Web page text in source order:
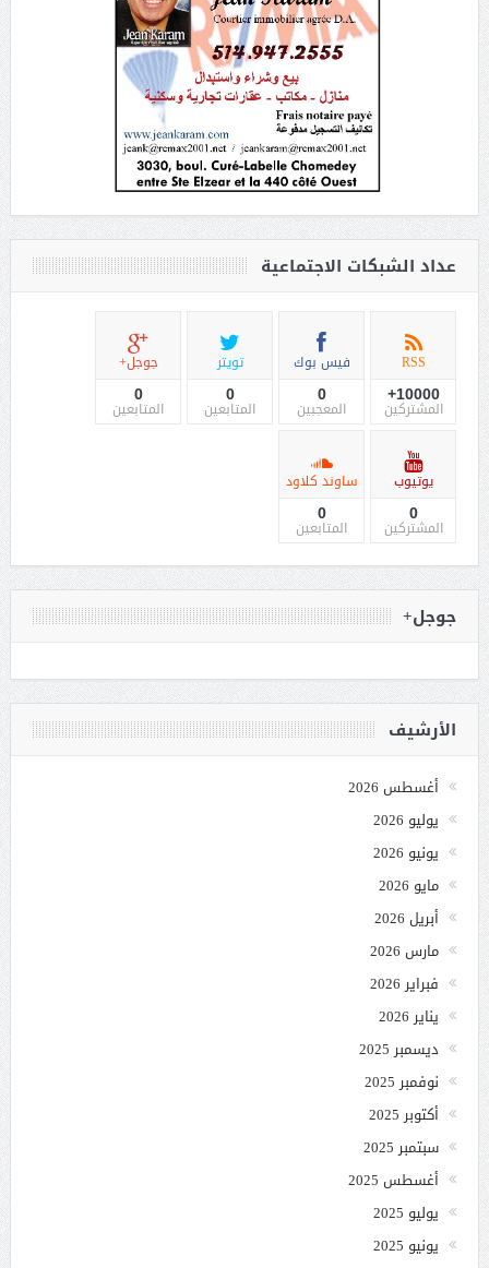
عداد الشبكات الاجتماعية
RSS
10000+
المشتركين
فيس بوك
0
المعجبين
تويتر
0
المتابعين
جوجل+
0
المتابعين
يوتيوب
0
المشتركين
ساوند كلاود
0
المتابعين
جوجل+
الأرشيف
أغسطس 2026
يوليو 2026
يونيو 2026
مايو 2026
أبريل 2026
مارس 2026
فبراير 2026
يناير 2026
ديسمبر 2025
نوفمبر 2025
أكتوبر 2025
سبتمبر 2025
أغسطس 2025
يوليو 2025
يونيو 2025